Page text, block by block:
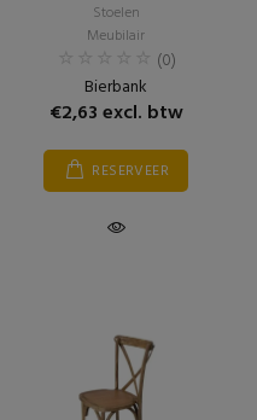
Stoelen
Meubilair
(0)
Bierbank
€2,63 excl. btw
RESERVEER